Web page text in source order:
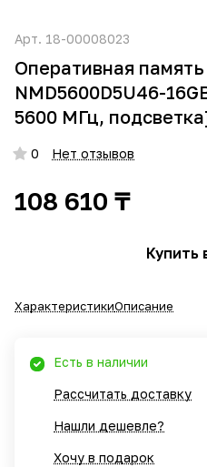
Арт. 18-00008023
Оперативная
NMD5600D5U46-
5600 МГц,
0 Нет отзывов
108 610 ₸
Купить
ХарактеристикиОписание
Есть в наличии
Рассчитать доставку
Нашли дешевле?
Хочу в подарок